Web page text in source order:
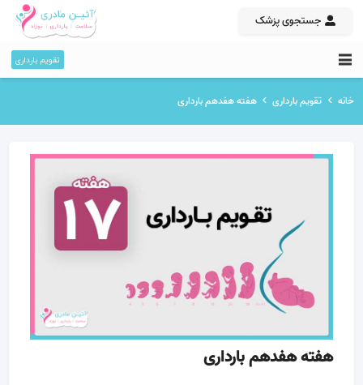
جستجوی پزشک
تقویم بارداری
خانه تقویم بارداری هفته هفدهم بارداری
هفته هفدهم بارداری